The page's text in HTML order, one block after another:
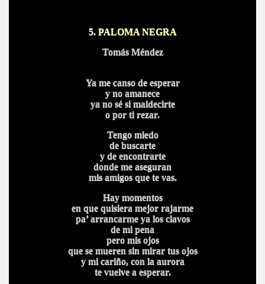
5. PALOMA NEGRA
Tomás Méndez
Ya me canso de esperar
y no amanece
ya no sé si maldecirte
o por ti rezar.
Tengo miedo
de buscarte
y de encontrarte
donde me aseguran
mis amigos que te vas.
Hay momentos
en que quisiera mejor rajarme
pa’ arrancarme ya los clavos
de mi pena
pero mis ojos
que se mueren sin mirar tus ojos
y mi cariño, con la aurora
te vuelve a esperar.